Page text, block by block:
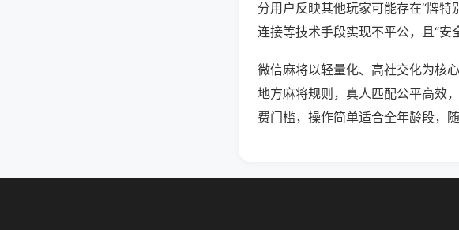
分用户反映其他玩家可能存在“牌特
连接等技术手段实现不平公，且“安
微信麻将以轻量化、高社交化为核
地方麻将规则，真人匹配公平高效
费门槛，操作简单适合全年龄段，